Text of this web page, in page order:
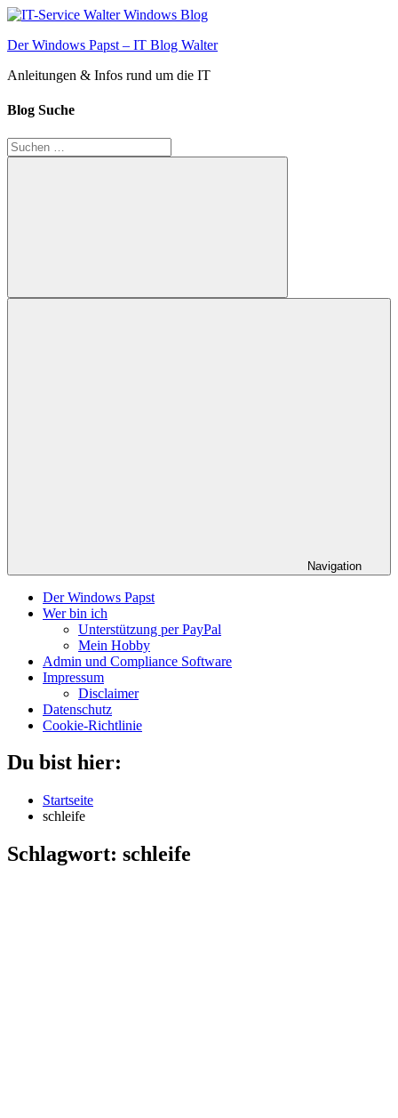
Zum
springen
Der Windows Papst – IT Blog Walter
Anleitungen & Infos rund um die IT
Blog Suche
Suchen
nach:
Suchen
Navigation
Der Windows Papst
Wer bin ich
Unterstützung per PayPal
Mein Hobby
Admin und Compliance Software
Impressum
Disclaimer
Datenschutz
Cookie-Richtlinie
Du bist hier:
Startseite
schleife
Schlagwort: schleife